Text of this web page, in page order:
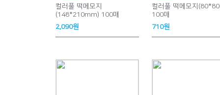
컬러풀 떡메모지
(148*210mm) 100매
2,090원
컬러풀 떡메모지
100매
710원